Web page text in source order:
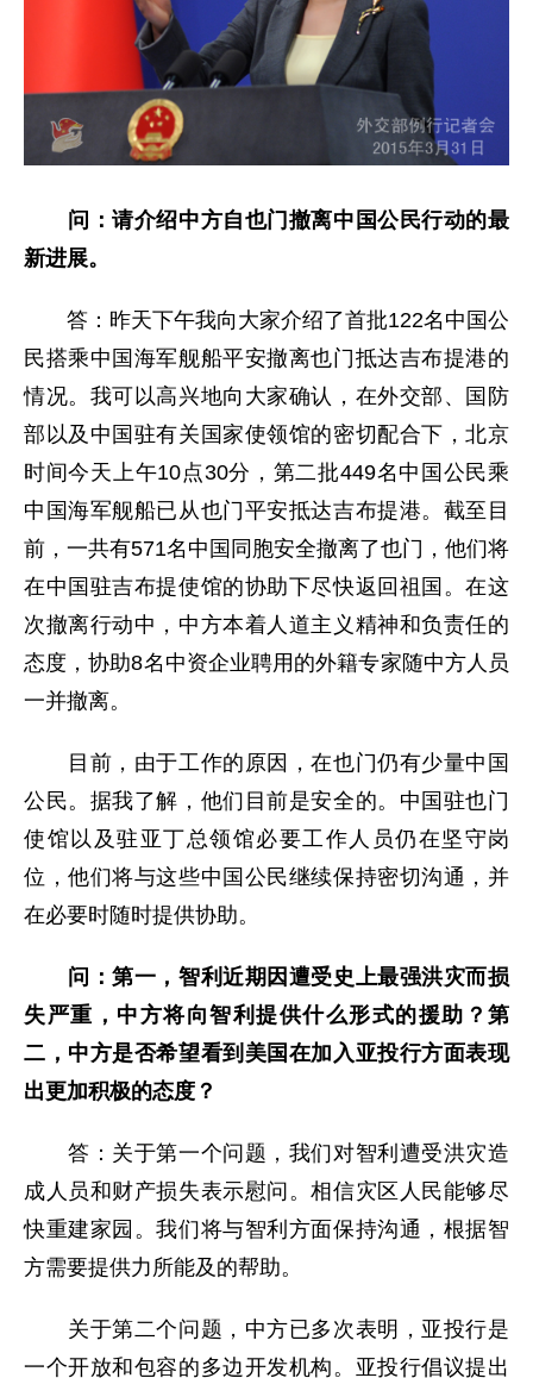
问：请介绍中方自也门撤离中国公民行动的最
新进展。
答：昨天下午我向大家介绍了首批122名中国公
民搭乘中国海军舰船平安撤离也门抵达吉布提港的
情况。我可以高兴地向大家确认，在外交部、国防
部以及中国驻有关国家使领馆的密切配合下，北京
时间今天上午10点30分，第二批449名中国公民乘
中国海军舰船已从也门平安抵达吉布提港。截至目
前，一共有571名中国同胞安全撤离了也门，他们将
在中国驻吉布提使馆的协助下尽快返回祖国。在这
次撤离行动中，中方本着人道主义精神和负责任的
态度，协助8名中资企业聘用的外籍专家随中方人员
一并撤离。
目前，由于工作的原因，在也门仍有少量中国
公民。据我了解，他们目前是安全的。中国驻也门
使馆以及驻亚丁总领馆必要工作人员仍在坚守岗
位，他们将与这些中国公民继续保持密切沟通，并
在必要时随时提供协助。
问：第一，智利近期因遭受史上最强洪灾而损
失严重，中方将向智利提供什么形式的援助？第
二，中方是否希望看到美国在加入亚投行方面表现
出更加积极的态度？
答：关于第一个问题，我们对智利遭受洪灾造
成人员和财产损失表示慰问。相信灾区人民能够尽
快重建家园。我们将与智利方面保持沟通，根据智
方需要提供力所能及的帮助。
关于第二个问题，中方已多次表明，亚投行是
一个开放和包容的多边开发机构。亚投行倡议提出